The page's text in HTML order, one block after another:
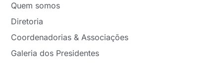
Quem somos
Diretoria
Coordenadorias & Associações
Galeria dos Presidentes